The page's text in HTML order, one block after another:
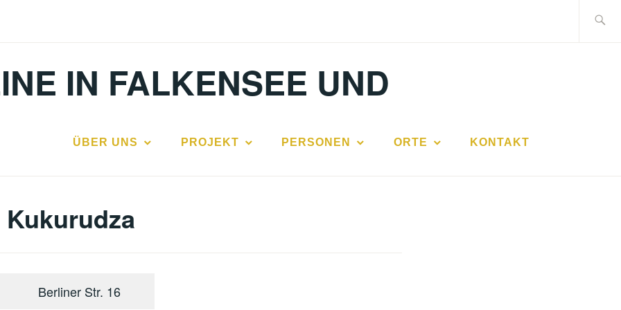
nach:
IN FALKENSEE UND
ÜBER UNS PROJEKT PERSONEN ORTE KONTAKT
Berliner Str. 16